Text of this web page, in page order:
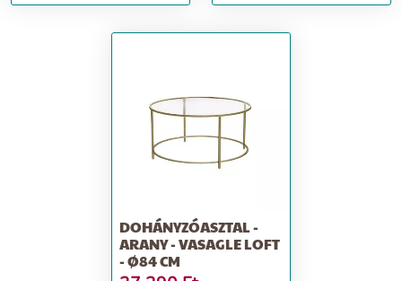
DOHÁNYZÓASZTAL -
ARANY - VASAGLE LOFT
- Ø84 CM